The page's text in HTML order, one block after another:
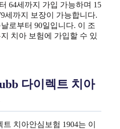
64세까지 가입 가능하며 15
세까지 보장이 가능합니다.
로부터 90일입니다. 이 조
치아 보험에 가입할 수 있
다이렉트 치아
치아안심보험 1904는 이